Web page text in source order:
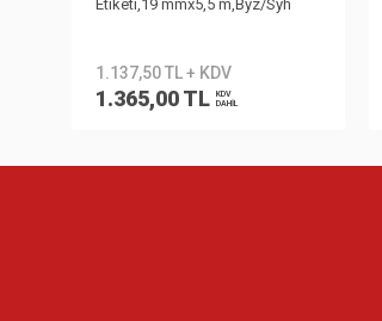
Etiketi,19 mmx5,5 m,Byz/Syh
1.137,50 TL + KDV
1.365,00 TL
KDV
DAHİL